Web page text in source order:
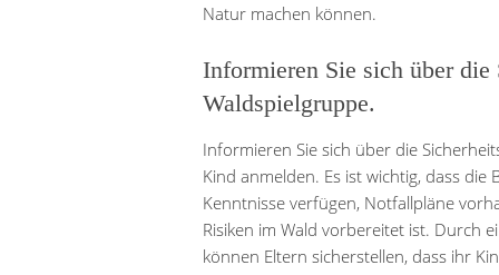
Natur machen können.
Informieren Sie sich über
Waldspielgruppe.
Informieren Sie sich über die
Kind anmelden. Es ist wichtig, dass
Kenntnisse verfügen, Notfallpläne
Risiken im Wald vorbereitet ist. Durch
können Eltern sicherstellen, dass ihr